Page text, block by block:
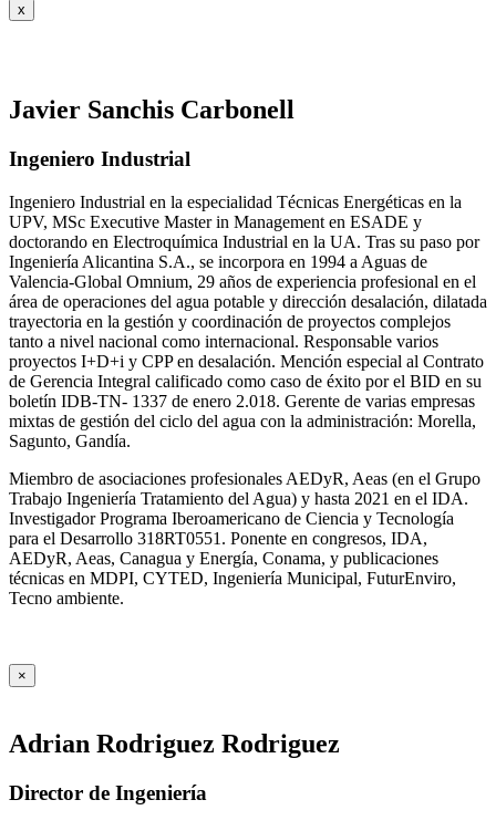
x
Javier Sanchis Carbonell
Ingeniero Industrial
Ingeniero Industrial en la especialidad Técnicas Energéticas en la
UPV, MSc Executive Master in Management en ESADE y
doctorando en Electroquímica Industrial en la UA. Tras su paso por
Ingeniería Alicantina S.A., se incorpora en 1994 a Aguas de
Valencia-Global Omnium, 29 años de experiencia profesional en el
área de operaciones del agua potable y dirección desalación, dilatada
trayectoria en la gestión y coordinación de proyectos complejos
tanto a nivel nacional como internacional. Responsable varios
proyectos I+D+i y CPP en desalación. Mención especial al Contrato
de Gerencia Integral calificado como caso de éxito por el BID en su
boletín IDB-TN- 1337 de enero 2.018. Gerente de varias empresas
mixtas de gestión del ciclo del agua con la administración: Morella,
Sagunto, Gandía.
Miembro de asociaciones profesionales AEDyR, Aeas (en el Grupo
Trabajo Ingeniería Tratamiento del Agua) y hasta 2021 en el IDA.
Investigador Programa Iberoamericano de Ciencia y Tecnología
para el Desarrollo 318RT0551. Ponente en congresos, IDA,
AEDyR, Aeas, Canagua y Energía, Conama, y publicaciones
técnicas en MDPI, CYTED, Ingeniería Municipal, FuturEnviro,
Tecno ambiente.
×
Adrian Rodriguez Rodriguez
Director de Ingeniería